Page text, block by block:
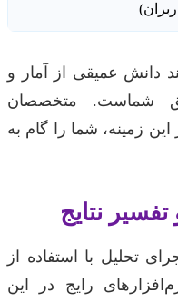
دانش عمیقی از آمار و
شماست. متخصصان
زمینه، شما را گام به
تحلیل با استفاده از
رایج در این